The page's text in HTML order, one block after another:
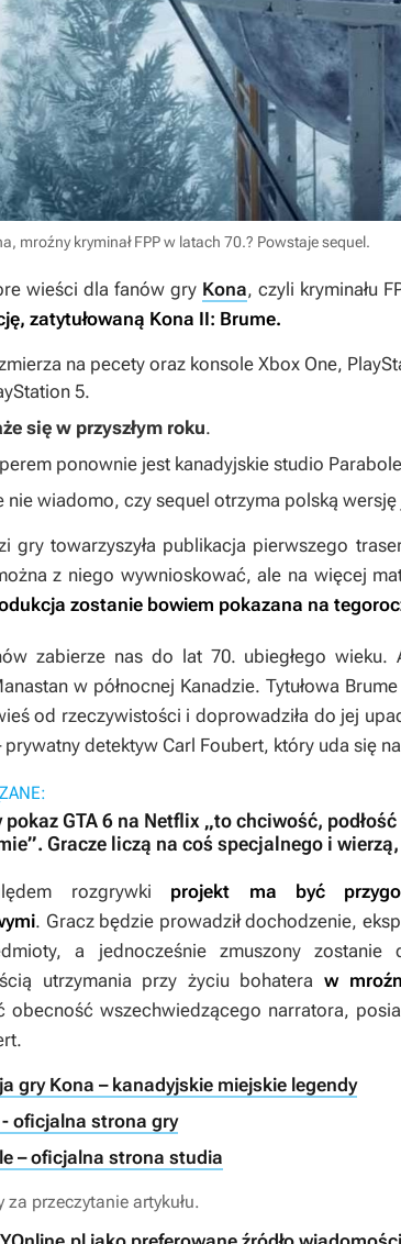
mroźny kryminał FPP w latach 70.? Powstaje sequel.
wieści dla fanów gry Kona, czyli kryminału
zatytułowaną Kona II: Brume.
na pecety oraz konsole Xbox One,
5.
się w przyszłym roku.
ponownie jest kanadyjskie studio
nie wiadomo, czy sequel otrzyma polską
gry towarzyszyła publikacja pierwszego
z niego wywnioskować, ale na więcej
zostanie bowiem pokazana na
zabierze nas do lat 70. ubiegłego
w północnej Kanadzie. Tytułowa
od rzeczywistości i doprowadziła do jej
prywatny detektyw Carl Foubert, który uda się
pokaz GTA 6 na Netflix „to chciwość,
Gracze liczą na coś specjalnego i
rozgrywki projekt ma być
. Gracz będzie prowadził dochodzenie,
a jednocześnie zmuszony zostanie
utrzymania przy życiu bohatera w
obecność wszechwiedzącego narratora,
gry Kona – kanadyjskie miejskie legendy
oficjalna strona gry
– oficjalna strona studia
za przeczytanie artykułu.